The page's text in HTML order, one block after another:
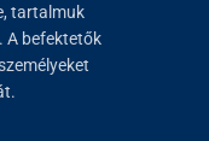
tartalmuk
A befektetők